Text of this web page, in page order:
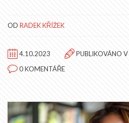
OD RADEK KŘÍŽEK
4.10.2023 PUBLIKOVÁNO V
0 KOMENTÁŘE